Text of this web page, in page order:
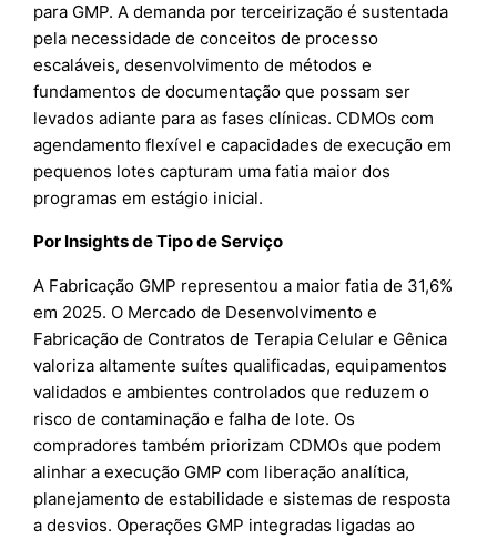
para GMP. A demanda por terceirização é sustentada
pela necessidade de conceitos de processo
escaláveis, desenvolvimento de métodos e
fundamentos de documentação que possam ser
levados adiante para as fases clínicas. CDMOs com
agendamento flexível e capacidades de execução em
pequenos lotes capturam uma fatia maior dos
programas em estágio inicial.
Por Insights de Tipo de Serviço
A Fabricação GMP representou a maior fatia de 31,6%
em 2025. O Mercado de Desenvolvimento e
Fabricação de Contratos de Terapia Celular e Gênica
valoriza altamente suítes qualificadas, equipamentos
validados e ambientes controlados que reduzem o
risco de contaminação e falha de lote. Os
compradores também priorizam CDMOs que podem
alinhar a execução GMP com liberação analítica,
planejamento de estabilidade e sistemas de resposta
a desvios. Operações GMP integradas ligadas ao